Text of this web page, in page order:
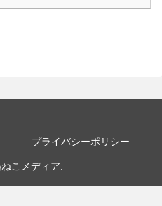
プライバシーポリシー
こメディア.